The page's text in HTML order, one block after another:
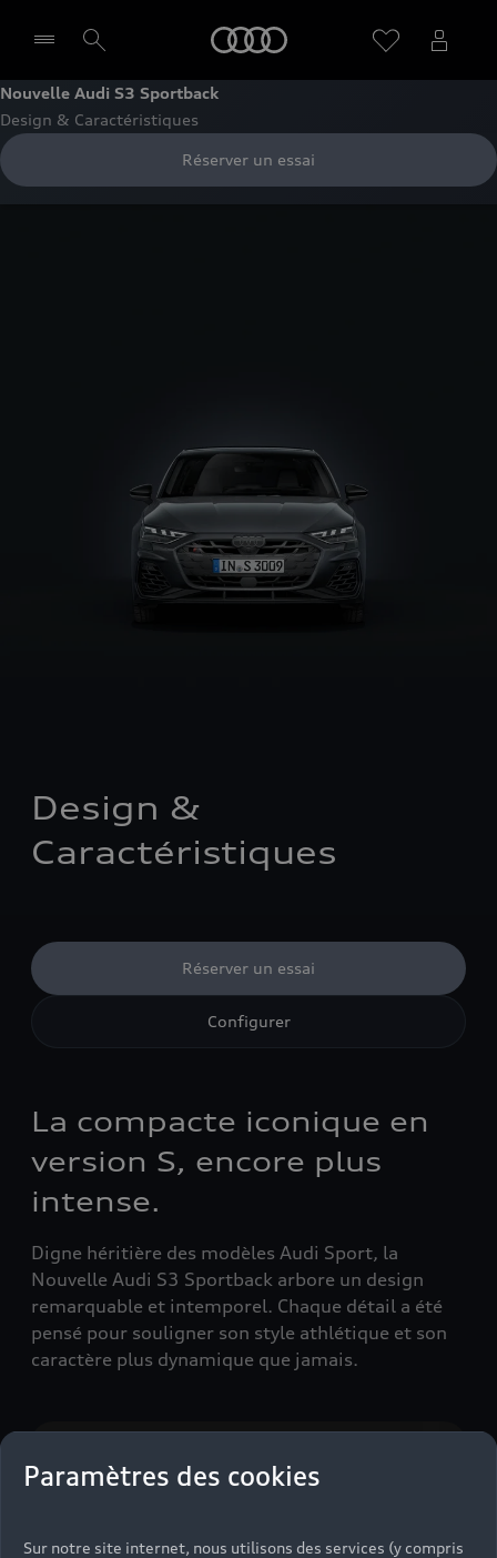
Sélectionner un Partenaire
Nouvelle Audi S3 Sportback
Design & Caractéristiques
Réserver un essai
Design &
Caractéristiques
Réserver un essai
Configurer
La compacte iconique en
version S, encore plus
intense.
Digne héritière des modèles Audi Sport, la
Nouvelle Audi S3 Sportback arbore un design
remarquable et intemporel. Chaque détail a été
pensé pour souligner son style athlétique et son
caractère plus dynamique que jamais.
Paramètres des cookies
Sur notre site internet, nous utilisons des services (y compris